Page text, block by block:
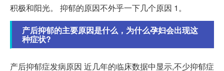
积极和阳光。 抑郁的原因不外乎一下几个原因 1。
产后抑郁的主要原因是什么，为什么孕妇会出现这
种症状?
产后抑郁症发病原因 近几年的临床数据中显示,不少抑郁症